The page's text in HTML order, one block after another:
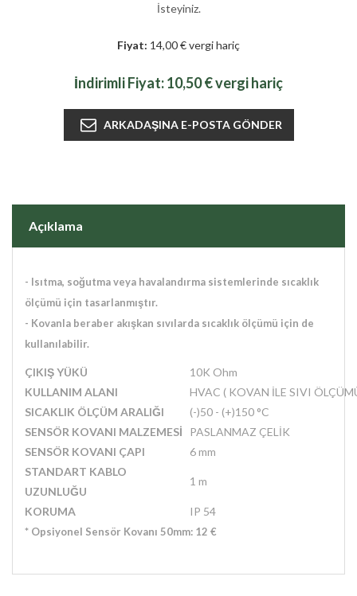
İsteyiniz.
Fiyat: 14,00 € vergi hariç
İndirimli Fiyat:10,50 € vergi hariç
Açıklama
- Isıtma, soğutma veya havalandırma sistemlerinde sıcaklık
ölçümü için tasarlanmıştır.
- Kovanla beraber akışkan sıvılarda sıcaklık ölçümü için de
kullanılabilir.
ÇIKIŞ YÜKÜ
10K Ohm
KULLANIM ALANI
HVAC ( KOVAN İLE SIVI
SICAKLIK ÖLÇÜM ARALIĞI
(-)50 - (+)150 °C
SENSÖR KOVANI MALZEMESİ
PASLANMAZ ÇELİK
SENSÖR KOVANI ÇAPI
6 mm
STANDART KABLO
UZUNLUĞU
1 m
KORUMA IP 54
* Opsiyonel Sensör Kovanı 50mm: 12 €